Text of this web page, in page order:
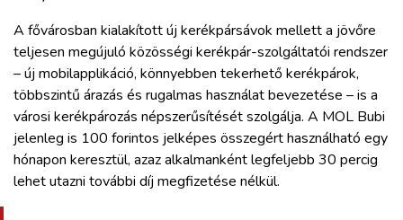
A fővárosban kialakított új kerékpársávok mellett a jövőre
teljesen megújuló közösségi kerékpár-szolgáltatói rendszer
– új mobilapplikáció, könnyebben tekerhető kerékpárok,
többszintű árazás és rugalmas használat bevezetése – is a
városi kerékpározás népszerűsítését szolgálja. A MOL Bubi
jelenleg is 100 forintos jelképes összegért használható egy
hónapon keresztül, azaz alkalmanként legfeljebb 30 percig
lehet utazni további díj megfizetése nélkül.